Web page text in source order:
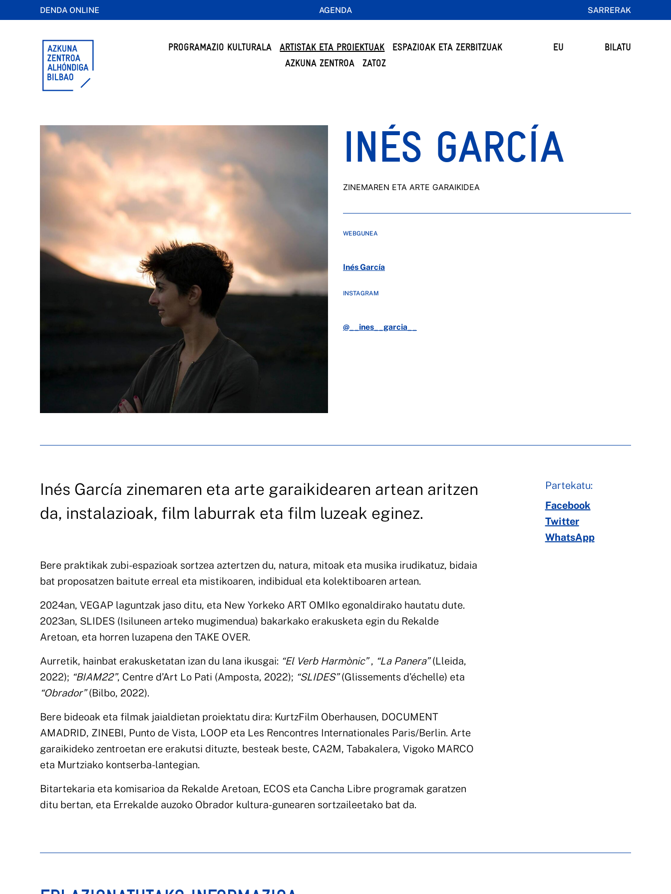
DENDA ONLINE AGENDA SARRERAK
PROGRAMAZIO KULTURALA ARTISTAK ETA PROIEKTUAK
ESPAZIOAK ETA ZERBITZUAK
AZKUNA ZENTROA
ZATOZ
EU BILATU
INÉS GARCÍA
ZINEMAREN ETA ARTE GARAIKIDEA
WEBGUNEA
Inés García
INSTAGRAM
@__ines__garcia__
Inés García zinemaren eta arte garaikidearen artean aritzen
da, instalazioak, film laburrak eta film luzeak eginez.
Bere praktikak zubi-espazioak sortzea aztertzen du, natura, mitoak eta musika irudikatuz, bidaia
bat proposatzen baitute erreal eta mistikoaren, indibidual eta kolektiboaren artean.
2024an, VEGAP laguntzak jaso ditu, eta New Yorkeko ART OMIko egonaldirako hautatu dute.
2023an, SLIDES (Isiluneen arteko mugimendua) bakarkako erakusketa egin du Rekalde
Aretoan, eta horren luzapena den TAKE OVER.
Aurretik, hainbat erakusketatan izan du lana ikusgai: “El Verb Harmònic”, “La Panera”(Lleida,
2022); “BIAM22”, Centre d’Art Lo Pati (Amposta, 2022); “SLIDES”(Glissements d’échelle) eta
“Obrador”(Bilbo, 2022).
Bere bideoak eta filmak jaialdietan proiektatu dira: KurtzFilm Oberhausen, DOCUMENT
AMADRID, ZINEBI, Punto de Vista, LOOP eta Les Rencontres Internationales Paris/Berlin. Arte
garaikideko zentroetan ere erakutsi dituzte, besteak beste, CA2M, Tabakalera, Vigoko MARCO
eta Murtziako kontserba-lantegian.
Bitartekaria eta komisarioa da Rekalde Aretoan, ECOS eta Cancha Libre programak garatzen
ditu bertan, eta Errekalde auzoko Obrador kultura-gunearen sortzaileetako bat da.
Partekatu:
Facebook
Twitter
WhatsApp